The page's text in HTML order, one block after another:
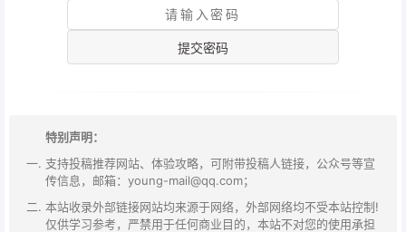
提交密码
特别声明：
支持投稿推荐网站、体验攻略，可附带投稿人链接，公众号等宣
传信息，邮箱：young-mail@qq.com；
本站收录外部链接网站均来源于网络，外部网络均不受本站控制!
仅供学习参考，严禁用于任何商业目的，本站不对您的使用承担